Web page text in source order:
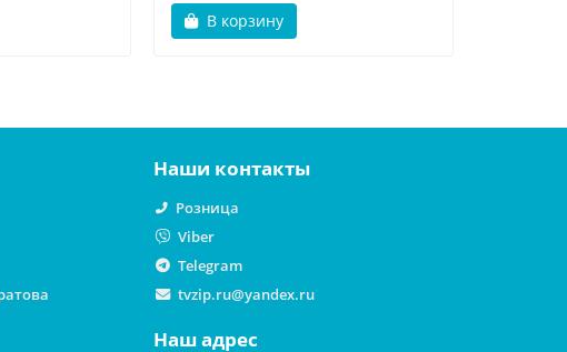
В корзину
Наши контакты
Розница
Viber
Telegram
tvzip.ru@yandex.ru
Наш адрес